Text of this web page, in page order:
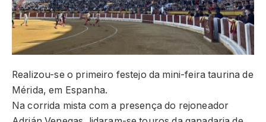
Realizou-se o primeiro festejo da mini-feira taurina de
Mérida, em Espanha.
Na corrida mista com a presença do rejoneador